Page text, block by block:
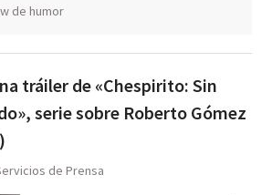
de humor
tráiler de «Chespirito: Sin
serie sobre Roberto Gómez
de Prensa